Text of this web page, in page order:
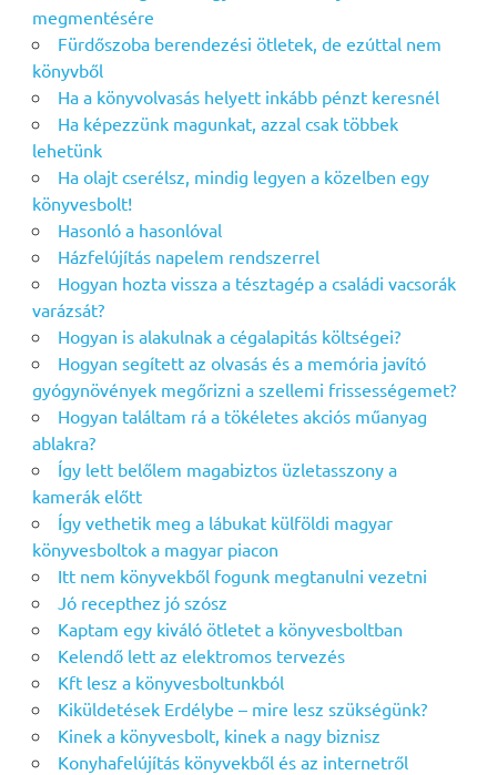
megmentésére
Fürdőszoba berendezési ötletek, de ezúttal nem
könyvből
Ha a könyvolvasás helyett inkább pénzt keresnél
Ha képezzünk magunkat, azzal csak többek
lehetünk
Ha olajt cserélsz, mindig legyen a közelben egy
könyvesbolt!
Hasonló a hasonlóval
Házfelújítás napelem rendszerrel
Hogyan hozta vissza a tésztagép a családi vacsorák
varázsát?
Hogyan is alakulnak a cégalapitás költségei?
Hogyan segített az olvasás és a memória javító
gyógynövények megőrizni a szellemi frissességemet?
Hogyan találtam rá a tökéletes akciós műanyag
ablakra?
Így lett belőlem magabiztos üzletasszony a
kamerák előtt
Így vethetik meg a lábukat külföldi magyar
könyvesboltok a magyar piacon
Itt nem könyvekből fogunk megtanulni vezetni
Jó recepthez jó szósz
Kaptam egy kiváló ötletet a könyvesboltban
Kelendő lett az elektromos tervezés
Kft lesz a könyvesboltunkból
Kiküldetések Erdélybe – mire lesz szükségünk?
Kinek a könyvesbolt, kinek a nagy biznisz
Konyhafelújítás könyvekből és az internetről